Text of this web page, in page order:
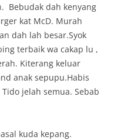
Bebudak dah kenyang
kat McD. Murah
dah lah besar.Syok
terbaik wa cakap lu ,
Kiterang keluar
anak sepupu.Habis
jelah semua. Sebab
kuda kepang.